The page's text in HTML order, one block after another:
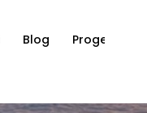
Blog Progetti